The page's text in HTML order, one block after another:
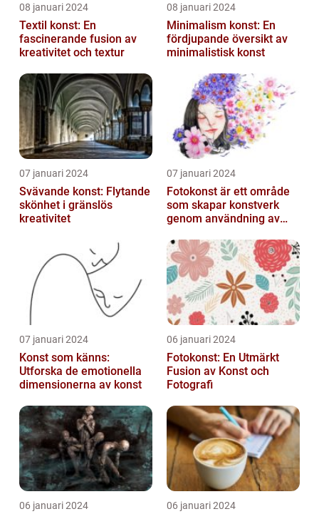
08 januari 2024
Textil konst: En
fascinerande fusion av
kreativitet och textur
08 januari 2024
Minimalism konst: En
fördjupande översikt av
minimalistisk konst
07 januari 2024
Svävande konst: Flytande
skönhet i gränslös
kreativitet
07 januari 2024
Fotokonst är ett område
som skapar konstverk
genom användning av
07 januari 2024
Konst som känns:
Utforska de emotionella
dimensionerna av konst
06 januari 2024
Fotokonst: En Utmärkt
Fusion av Konst och
Fotografi
06 januari 2024 06 januari 2024